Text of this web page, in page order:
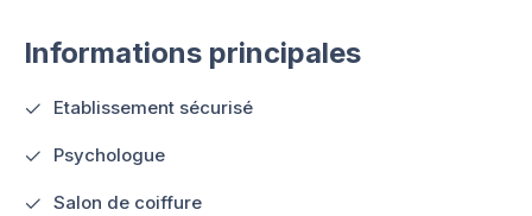
Informations principales
Etablissement sécurisé
Psychologue
Salon de coiffure